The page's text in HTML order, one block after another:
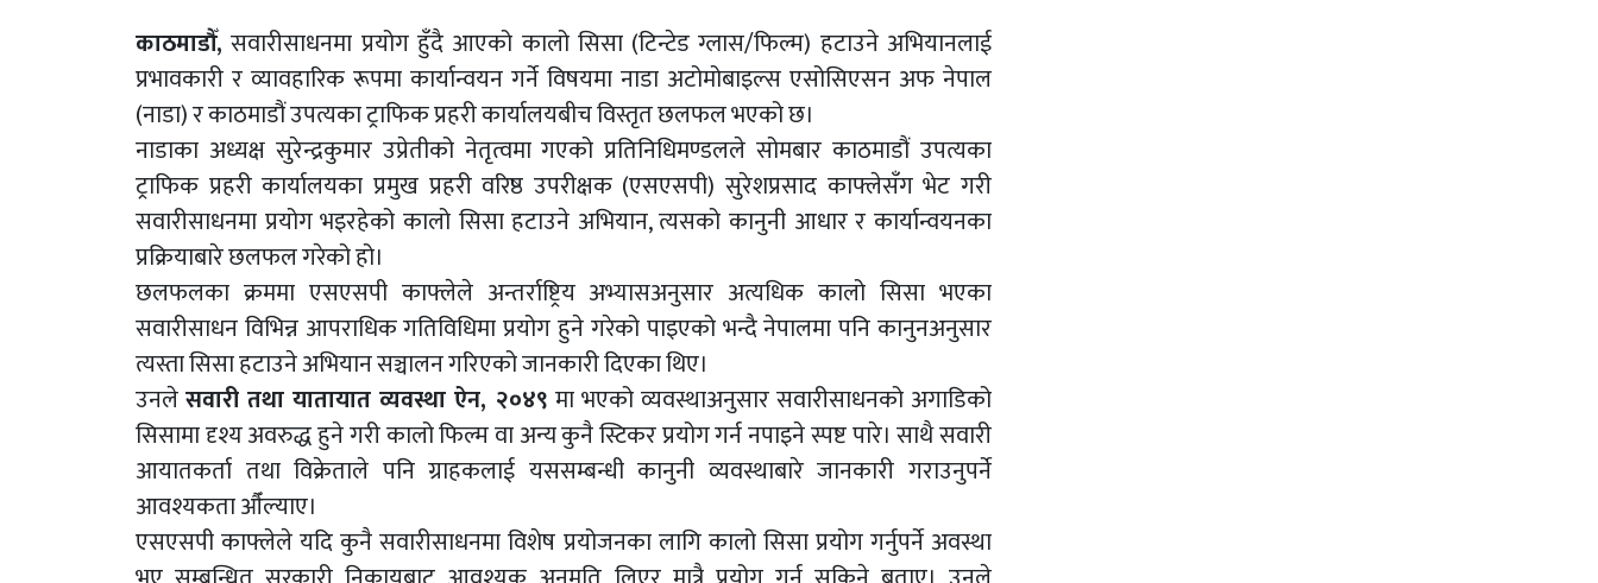
काठमाडौँ, सवारीसाधनमा प्रयोग हुँदै आएको कालो सिसा (टिन्टेड ग्लास/फिल्म) हटाउने अभियानलाई
प्रभावकारी र व्यावहारिक रूपमा कार्यान्वयन गर्ने विषयमा नाडा अटोमोबाइल्स एसोसिएसन अफ नेपाल
(नाडा) र काठमाडौं उपत्यका ट्राफिक प्रहरी कार्यालयबीच विस्तृत छलफल भएको छ।
नाडाका अध्यक्ष सुरेन्द्रकुमार उप्रेतीको नेतृत्वमा गएको प्रतिनिधिमण्डलले सोमबार काठमाडौं उपत्यका
ट्राफिक प्रहरी कार्यालयका प्रमुख प्रहरी वरिष्ठ उपरीक्षक (एसएसपी) सुरेशप्रसाद काफ्लेसँग भेट गरी
सवारीसाधनमा प्रयोग भइरहेको कालो सिसा हटाउने अभियान, त्यसको कानुनी आधार र कार्यान्वयनका
प्रक्रियाबारे छलफल गरेको हो।
छलफलका क्रममा एसएसपी काफ्लेले अन्तर्राष्ट्रिय अभ्यासअनुसार अत्यधिक कालो सिसा भएका
सवारीसाधन विभिन्न आपराधिक गतिविधिमा प्रयोग हुने गरेको पाइएको भन्दै नेपालमा पनि कानुनअनुसार
त्यस्ता सिसा हटाउने अभियान सञ्चालन गरिएको जानकारी दिएका थिए।
उनलेसवारी तथा यातायात व्यवस्था ऐन, २०४९ मा भएको व्यवस्थाअनुसार सवारीसाधनको अगाडिको
सिसामा दृश्य अवरुद्ध हुने गरी कालो फिल्म वा अन्य कुनै स्टिकर प्रयोग गर्न नपाइने स्पष्ट पारे। साथै सवारी
आयातकर्ता तथा विक्रेताले पनि ग्राहकलाई यससम्बन्धी कानुनी व्यवस्थाबारे जानकारी गराउनुपर्ने
आवश्यकता औँल्याए।
एसएसपी काफ्लेले यदि कुनै सवारीसाधनमा विशेष प्रयोजनका लागि कालो सिसा प्रयोग गर्नुपर्ने अवस्था